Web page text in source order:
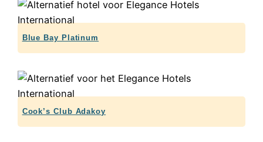
Blue Bay Platinum
Cook’s Club Adakoy